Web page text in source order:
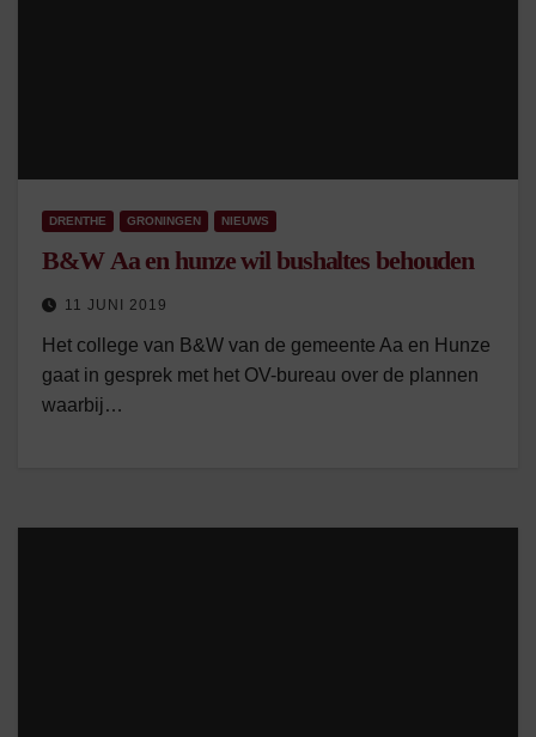
DRENTHE GRONINGEN NIEUWS
B&W Aa en hunze wil bushaltes behouden
11 JUNI 2019
Het college van B&W van de gemeente Aa en Hunze
gaat in gesprek met het OV-bureau over de plannen
waarbij…